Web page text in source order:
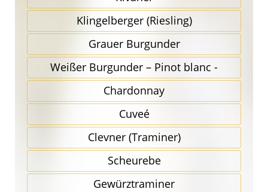
Klingel­berger (Riesling)
Grauer Burgunder
Weißer Burgunder – Pinot blanc -
Chardonnay
Cuveé
Clevner (Traminer)
Scheurebe
Gewürz­traminer